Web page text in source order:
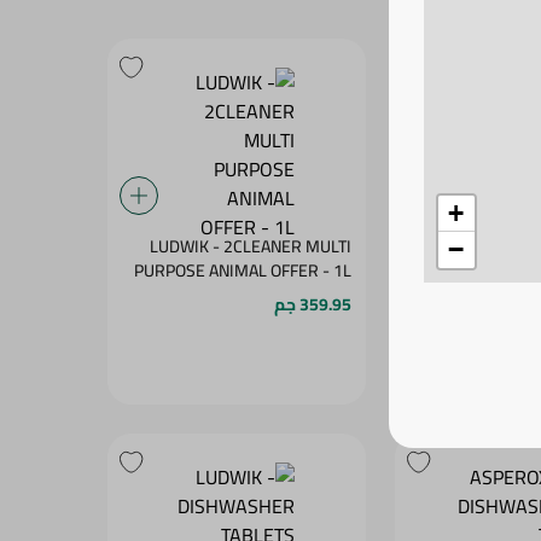
FINISH -
WASHING
LUDWIK - 2CLEANER MULTI
PURPOSE ANIMAL OFFER - 1L
359.95 جم
+
−